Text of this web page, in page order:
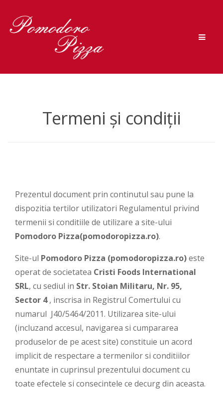
Skip to navigation
Skip to content
Termeni și condiții
Prezentul document prin continutul sau pune la
dispozitia tertilor utilizatori Regulamentul privind
termenii si conditiile de utilizare a site-ului
Pomodoro Pizza(pomodoropizza.ro).
Site-ul Pomodoro Pizza (pomodoropizza.ro)este
operat de societatea Cristi Foods International
SRL, cu sediul in Str. Stoian Militaru, Nr. 95,
Sector 4, inscrisa in Registrul Comertului cu
numarul J40/5464/2011. Utilizarea site-ului
(incluzand accesul, navigarea si cumpararea
produselor de pe acest site) constituie un acord
implicit de respectare a termenilor si conditiilor
enuntate in cuprinsul prezentului document cu
toate efectele si consecintele ce decurg din aceasta.